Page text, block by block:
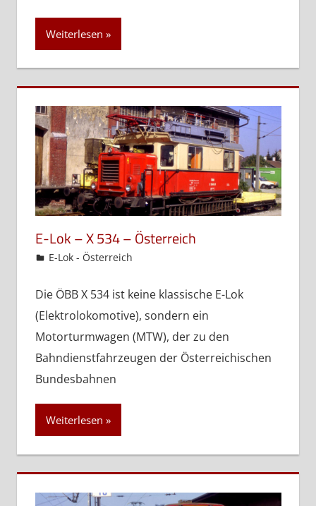
Weiterlesen
E-Lok – X 534 – Österreich
admin
E-Lok - Österreich
Die ÖBB X 534 ist keine klassische E-Lok
(Elektrolokomotive), sondern ein
Motorturmwagen (MTW), der zu den
Bahndienstfahrzeugen der Österreichischen
Bundesbahnen
Weiterlesen